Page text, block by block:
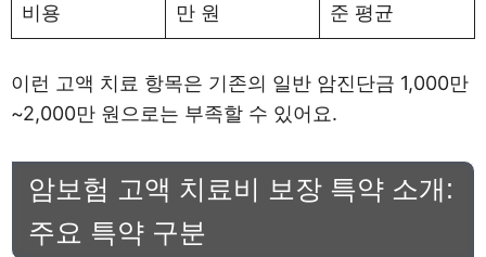
비용
만 원
준 평균
이런 고액 치료 항목은 기존의 일반 암진단금 1,000만
~2,000만 원으로는 부족할 수 있어요.
암보험 고액 치료비 보장 특약 소개:
주요 특약 구분